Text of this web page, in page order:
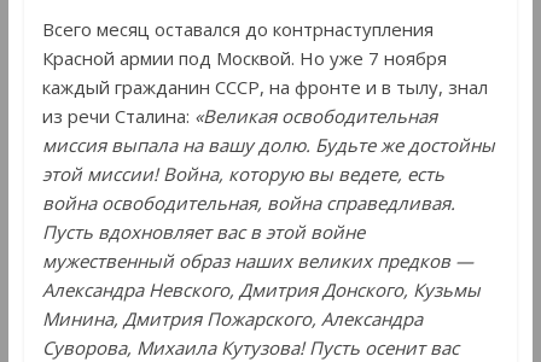
Всего месяц оставался до контрнаступления
Красной армии под Москвой. Но уже 7 ноября
каждый гражданин СССР, на фронте и в тылу, знал
из речи Сталина: «Великая освободительная
миссия выпала на вашу долю. Будьте же достойны
этой миссии! Война, которую вы ведете, есть
война освободительная, война справедливая.
Пусть вдохновляет вас в этой войне
мужественный образ наших великих предков —
Александра Невского, Дмитрия Донского, Кузьмы
Минина, Дмитрия Пожарского, Александра
Суворова, Михаила Кутузова! Пусть осенит вас